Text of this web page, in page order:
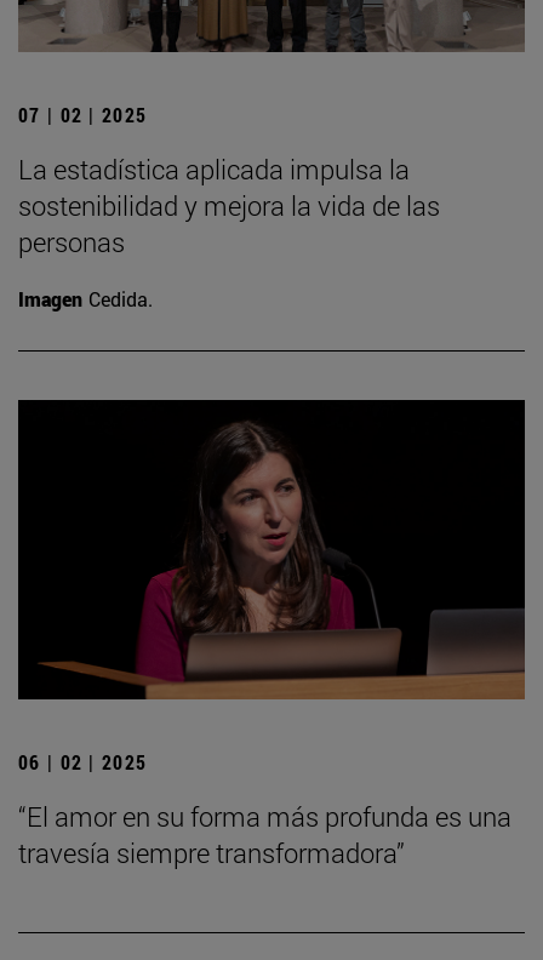
07 | 02 | 2025
La estadística aplicada impulsa la
sostenibilidad y mejora la vida de las
personas
Imagen Cedida.
06 | 02 | 2025
“El amor en su forma más profunda es una
travesía siempre transformadora”